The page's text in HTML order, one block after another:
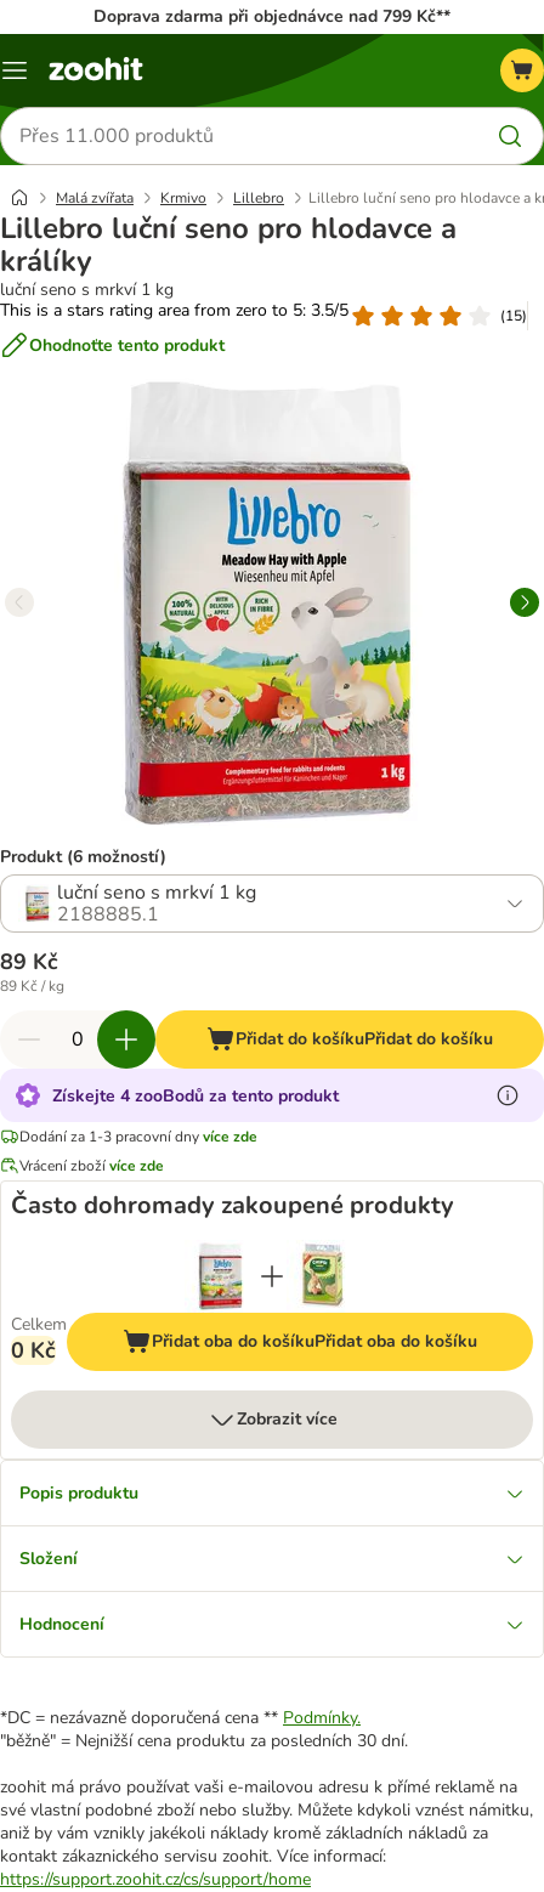
Doprava zdarma při objednávce nad 799 Kč**
Menu
Hledat
produkty
Malá zvířata Krmivo Lillebro Lillebro luční seno pro hlodavce a
Lillebro luční seno pro hlodavce a
králíky
luční seno s mrkví 1 kg
This is a stars rating area from zero to 5: 3.5/5
(15)
Ohodnoťte tento produkt
Produkt (6 možností)
luční seno s mrkví 1 kg
2188885.1
89 Kč
89 Kč / kg
Přidat do košíkuPřidat do košíku
Získejte 4 zooBodů za tento produkt
Dodání za 1-3 pracovní dnyvíce zde
Vrácení zbožívíce zde
Často dohromady zakoupené produkty
Celkem
0 Kč Přidat oba do košíkuPřidat oba do košíku
Zobrazit více
Popis produktu
Složení
Hodnocení
*DC = nezávazně doporučená cena ** Podmínky.
"běžně" = Nejnižší cena produktu za posledních 30 dní.
zoohit má právo používat vaši e-mailovou adresu k přímé reklamě na
své vlastní podobné zboží nebo služby. Můžete kdykoli vznést námitku,
aniž by vám vznikly jakékoli náklady kromě základních nákladů za
kontakt zákaznického servisu zoohit. Více informací:
https://support.zoohit.cz/cs/support/home